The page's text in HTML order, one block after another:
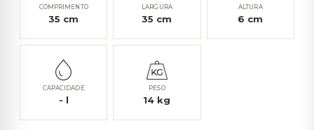
COMPRIMENTO
35 cm
LARGURA
35 cm
ALTURA
6 cm
CAPACIDADE
- l
PESO
14 kg